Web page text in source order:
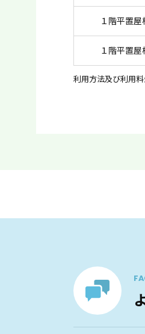
１階平置
１階平置
利用方法及び利用